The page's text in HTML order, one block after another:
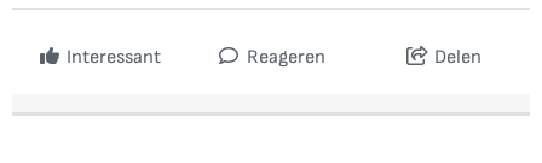
Interessant Reageren Delen